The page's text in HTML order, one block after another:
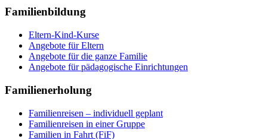
Familienbildung
Eltern-Kind-Kurse
Angebote für Eltern
Angebote für die ganze Familie
Angebote für pädagogische Einrichtungen
Familienerholung
Familienreisen – individuell geplant
Familienreisen in einer Gruppe
Familien in Fahrt (FiF)